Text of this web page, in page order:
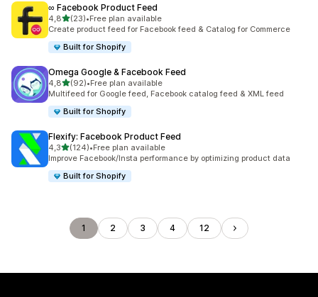
∞ Facebook Product Feed
4,8/ 5 tähteä
(23)
23 arvostelua yhteensä
•Free plan available
Create product feed for Facebook feed & Catalog for Commerce
Built for Shopify
Omega Google & Facebook Feed
4,8/ 5 tähteä
(92)
92 arvostelua yhteensä
•Free plan available
Multifeed for Google feed, Facebook catalog feed & XML feed
Built for Shopify
Flexify: Facebook Product Feed
4,3/ 5 tähteä
(124)
124 arvostelua yhteensä
•Free plan available
Improve Facebook/Insta performance by optimizing product data
Built for Shopify
1 2 3 4 12